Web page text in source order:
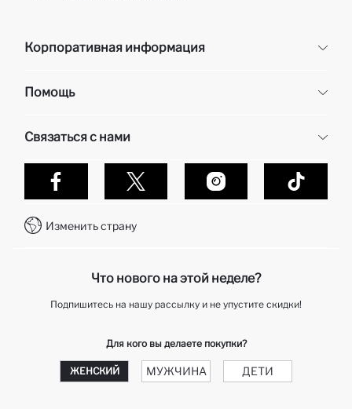
Корпоративная информация
О нас
Контакты
Помощь
Доставка и возврат
Оплата при получени
Политика конфиденциальности
Как делаются покупки в Дефакто?
Клуб подарков
Связаться с нами
Обслуживание клиентов
Контакты
Колл-центр +7 727 357 40 55
Изменить страну
Что нового на этой неделе?
Подпишитесь на нашу рассылку и не упустите скидки!
Для кого вы делаете покупки?
ЖЕНСКИЙ МУЖЧИНА ДЕТИ